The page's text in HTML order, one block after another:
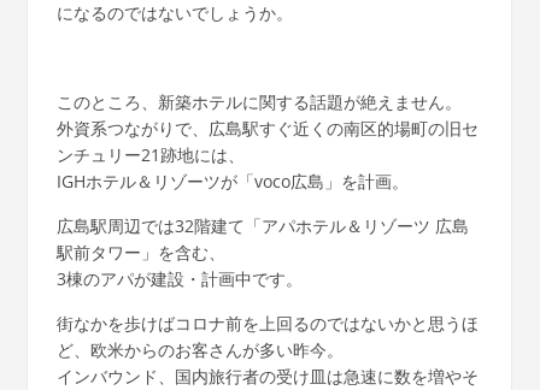
になるのではないでしょうか。
このところ、新築ホテルに関する話題が絶えません。
外資系つながりで、広島駅すぐ近くの南区的場町の旧セ
ンチュリー21跡地には、
IGHホテル＆リゾーツが「voco広島」を計画。
広島駅周辺では32階建て「アパホテル＆リゾーツ 広島
駅前タワー」を含む、
3棟のアパが建設・計画中です。
街なかを歩けばコロナ前を上回るのではないかと思うほ
ど、欧米からのお客さんが多い昨今。
インバウンド、国内旅行者の受け皿は急速に数を増やそ